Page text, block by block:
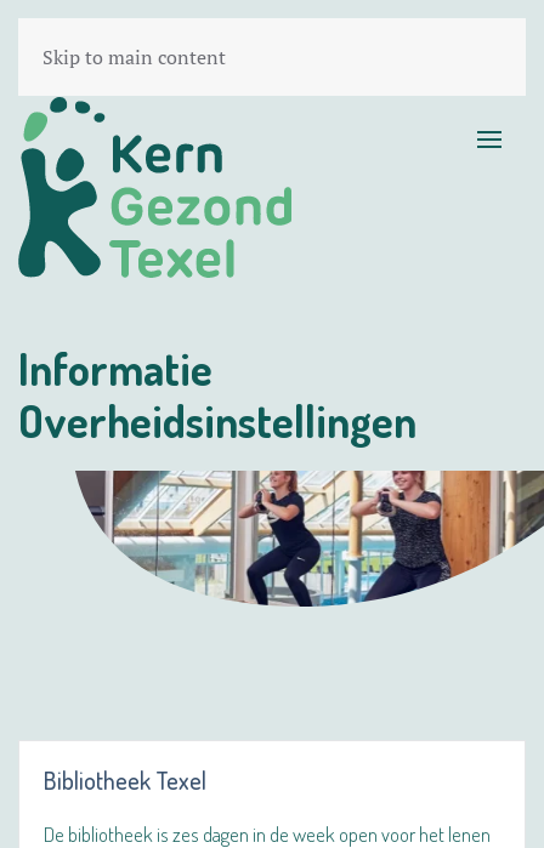
Skip to main content
Informatie
Overheidsinstellingen
Bibliotheek Texel
De bibliotheek is zes dagen in de week open voor het lenen